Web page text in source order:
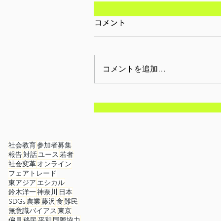
【報告】8月3日(日):d-
コメント
コメントを追加…
社会教育参加者募集
報告対話ユース 若者
社会変革オンライン
フェアトレード
東アジア エシカル
鈴木洋一神奈川 日本
SDGs農業藤沢 食難民
無意識バイアス 東京